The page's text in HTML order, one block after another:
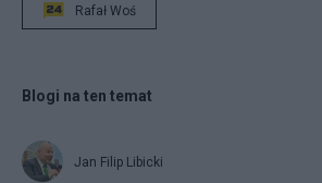
Rafał Woś
Blogi na ten temat
Jan Filip Libicki